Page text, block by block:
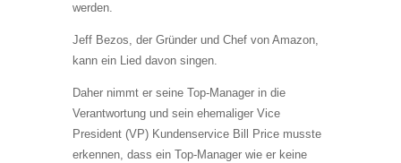
werden.
Jeff Bezos, der Gründer und Chef von Amazon,
kann ein Lied davon singen.
Daher nimmt er seine Top-Manager in die
Verantwortung und sein ehemaliger Vice
President (VP) Kundenservice Bill Price musste
erkennen, dass ein Top-Manager wie er keine